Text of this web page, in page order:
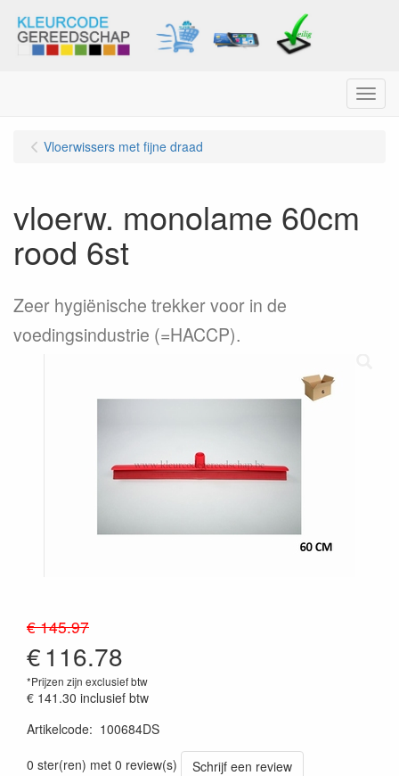
Menu
Vloerwissers met fijne draad
vloerw. monolame 60cm
rood 6st
Zeer hygiënische trekker voor in de
voedingsindustrie (=HACCP).
€ 145.97
€116.78
*Prijzen zijn exclusief btw
€ 141.30 inclusief btw
Artikelcode: 100684DS
0 ster(ren) met 0 review(s)
Schrijf een review